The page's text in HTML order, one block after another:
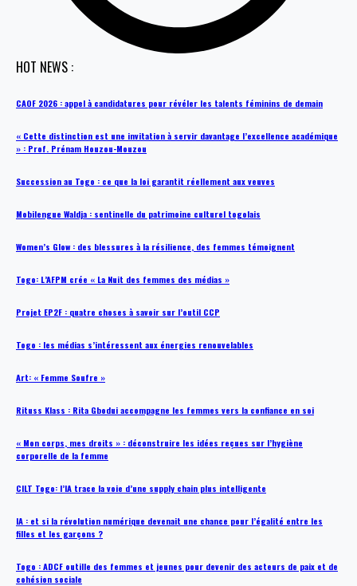
HOT NEWS :
CAOF 2026 : appel à candidatures pour révéler les talents féminins de demain
« Cette distinction est une invitation à servir davantage l’excellence académique
» : Prof. Prénam Houzou-Mouzou
Succession au Togo : ce que la loi garantit réellement aux veuves
Mobilengue Waldja : sentinelle du patrimoine culturel togolais
Women’s Glow : des blessures à la résilience, des femmes témoignent
Togo: L’AFPM crée « La Nuit des femmes des médias »
Projet EP2F : quatre choses à savoir sur l’outil CCP
Togo : les médias s’intéressent aux énergies renouvelables
Art: « Femme Soufre »
Rituss Klass : Rita Gbodui accompagne les femmes vers la confiance en soi
« Mon corps, mes droits » : déconstruire les idées reçues sur l’hygiène
corporelle de la femme
CILT Togo: l’IA trace la voie d’une supply chain plus intelligente
IA : et si la révolution numérique devenait une chance pour l’égalité entre les
filles et les garçons ?
Togo : ADCF outille des femmes et jeunes pour devenir des acteurs de paix et de
cohésion sociale